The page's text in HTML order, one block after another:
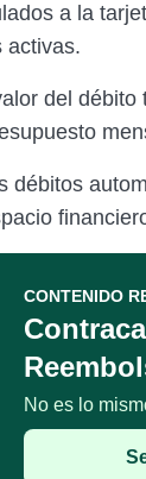
a la
activas.
del débito
débitos
CONTENIDO
No es lo